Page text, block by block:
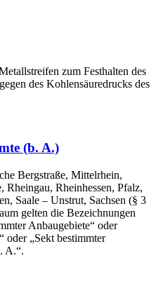
zum Festhalten des
des Kohlensäuredrucks des
(b. A.)
Bergstraße, Mittelrhein,
Rheingau, Rheinhessen, Pfalz,
Saale – Unstrut, Sachsen (§ 3
gelten die Bezeichnungen
Anbaugebiete“ oder
oder „Sekt bestimmter
A.“.